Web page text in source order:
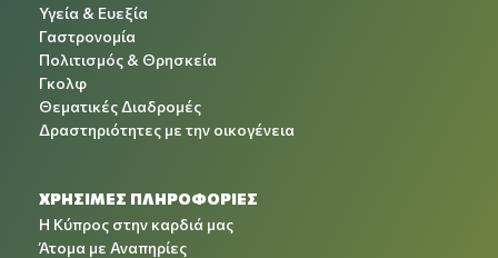
Υγεία & Ευεξία
Γαστρονομία
Πολιτισμός & Θρησκεία
Γκολφ
Θεματικές Διαδρομές
Δραστηριότητες με την οικογένεια
ΧΡΉΣΙΜΕΣ ΠΛΗΡΟΦΟΡΊΕΣ
Η Κύπρος στην καρδιά μας
Άτομα με Αναπηρίες